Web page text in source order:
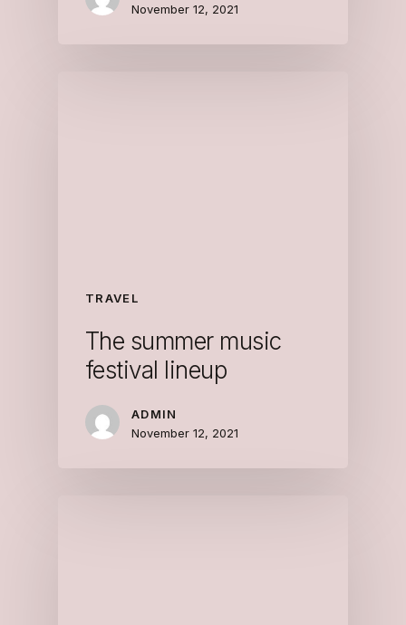
November 12, 2021
TRAVEL
The summer music
festival lineup
ADMIN
November 12, 2021